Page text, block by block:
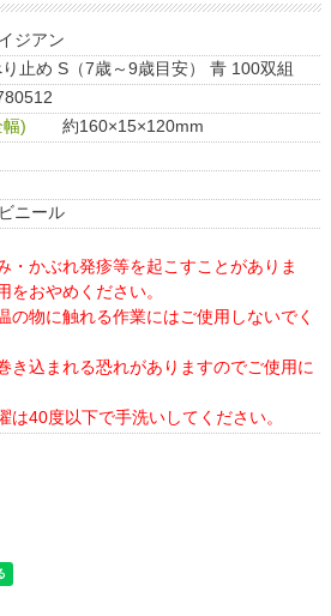
ジアン
止め S（7歳～9歳目安） 青 100双組
)
約160×15×120mm
ニール
・かぶれ発疹等を起こすことがありま
をおやめください。
物に触れる作業にはご使用しないでく
き込まれる恐れがありますのでご使用に
40度以下で手洗いしてください。